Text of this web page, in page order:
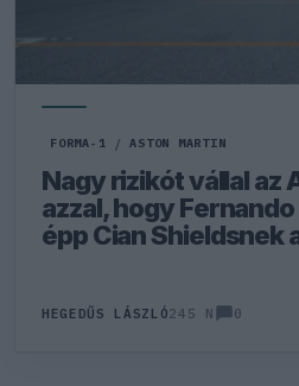
FORMA-1 / ASTON MARTIN
Nagy rizikót vállal az
azzal, hogy
épp Cian Shieldsnek
HEGEDŰS LÁSZLÓ245 N 0